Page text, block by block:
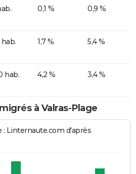
0,1 % 0,9 %
1,7 % 5,4 %
hab. 4,2 % 3,4 %
à Valras-Plage
: Linternaute.com d'après